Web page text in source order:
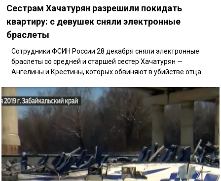
Сестрам Хачатурян разрешили покидать
квартиру: с девушек сняли электронные
браслеты
Сотрудники ФСИН России 28 декабря сняли электронные
браслеты со средней и старшей сестер Хачатурян —
Ангелины и Крестины, которых обвиняют в убийстве отца.